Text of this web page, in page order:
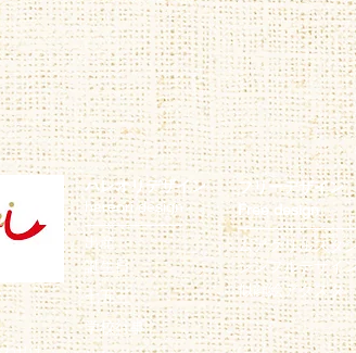
ハレオリデザイン
hareori design
─────────
出産
誕生日
七五三
学校行事
フリーデザイン
Free design
───────────
ムアクリルスタ
シンプルデザイ
似顔絵アクスタ